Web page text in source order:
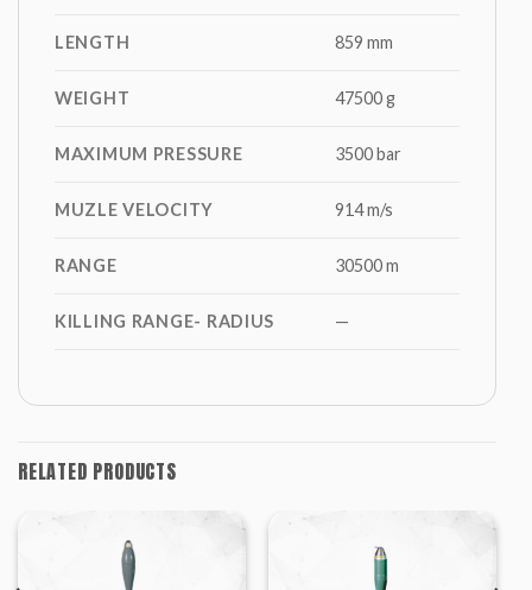
LENGTH 859 mm
WEIGHT 47500 g
MAXIMUM PRESSURE 3500 bar
MUZLE VELOCITY 914 m/s
RANGE 30500 m
KILLING RANGE- RADIUS —
RELATED PRODUCTS